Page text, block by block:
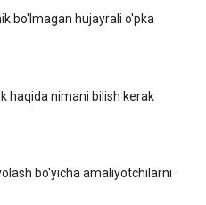
bo'lmagan hujayrali o'pka
haqida nimani bilish kerak
bo'yicha amaliyotchilarni